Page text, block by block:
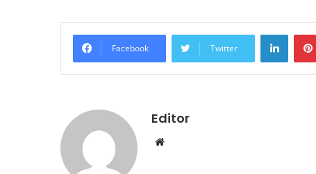
Facebook Twitter
Editor
Website